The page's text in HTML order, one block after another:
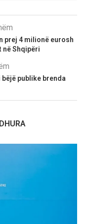
prej 4 milionë eurosh
në Shqipëri
bëjë publike brenda